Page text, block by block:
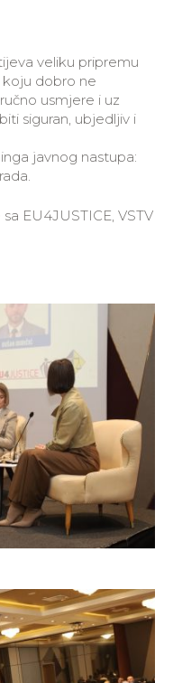
veliku pripremu
dobro ne
usmjere i uz
siguran, ubjedljiv i
javnog nastupa:
EU4JUSTICE, VSTV